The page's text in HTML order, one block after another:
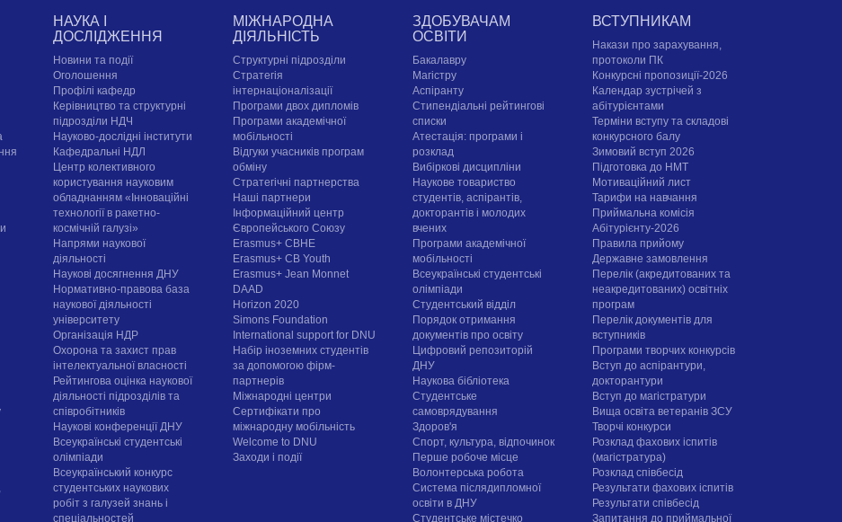
НАУКА І
ДОСЛІДЖЕННЯ
Новини та події
Оголошення
Профілі кафедр
Керівництво та структурні
підрозділи НДЧ
Науково-дослідні інститути
Кафедральні НДЛ
Центр колективного
користування науковим
обладнанням «Інноваційні
технології в ракетно-
космічній галузі»
Напрями наукової
діяльності
Наукові досягнення ДНУ
Нормативно-правова база
наукової діяльності
університету
Організація НДР
Охорона та захист прав
інтелектуальної власності
Рейтингова оцінка наукової
діяльності підрозділів та
співробітників
Наукові конференції ДНУ
Всеукраїнські студентські
олімпіади
Всеукраїнський конкурс
студентських наукових
робіт з галузей знань і
спеціальностей
МІЖНАРОДНА
ДІЯЛЬНІСТЬ
Структурні підрозділи
Стратегія
інтернаціоналізації
Програми двох дипломів
Програми академічної
мобільності
Відгуки учасників програм
обміну
Стратегічні партнерства
Наші партнери
Інформаційний центр
Європейського Союзу
Erasmus+ CBHE
Erasmus+ CB Youth
Erasmus+ Jean Monnet
DAAD
Horizon 2020
Simons Foundation
International support for DNU
Набір іноземних студентів
за допомогою фірм-
партнерів
Міжнародні центри
Сертифікати про
міжнародну мобільність
Welcome to DNU
Заходи і події
ЗДОБУВАЧАМ
ОСВІТИ
Бакалавру
Магістру
Аспіранту
Стипендіальні рейтингові
списки
Атестація: програми і
розклад
Вибіркові дисципліни
Наукове товариство
студентів, аспірантів,
докторантів і молодих
вчених
Програми академічної
мобільності
Всеукраїнські студентські
олімпіади
Студентський відділ
Порядок отримання
документів про освіту
Цифровий репозиторій
ДНУ
Наукова бібліотека
Студентське
самоврядування
Здоров'я
Спорт, культура, відпочинок
Перше робоче місце
Волонтерська робота
Система післядипломної
освіти в ДНУ
Cтудентське містечко
ВСТУПНИКАМ
Накази про зарахування,
протоколи ПК
Конкурсні пропозиції-2026
Календар зустрічей з
абітурієнтами
Терміни вступу та складові
конкурсного балу
Зимовий вступ 2026
Підготовка до НМТ
Мотиваційний лист
Тарифи на навчання
Приймальна комісія
Абітурієнту-2026
Правила прийому
Державне замовлення
Перелік (акредитованих та
неакредитованих) освітніх
програм
Перелік документів для
вступників
Програми творчих конкурсiв
Вступ до аспірантури,
докторантури
Вступ до магістратури
Вища освіта ветеранів ЗСУ
Творчі конкурси
Розклад фахових іспитів
(магістратура)
Розклад співбесід
Результати фахових іспитів
Результати співбесід
Запитання до приймальної